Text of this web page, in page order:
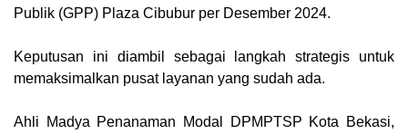
Publik (GPP) Plaza Cibubur per Desember 2024.
‎Keputusan ini diambil sebagai langkah strategis untuk
memaksimalkan pusat layanan yang sudah ada.
Ahli Madya Penanaman Modal DPMPTSP Kota Bekasi,